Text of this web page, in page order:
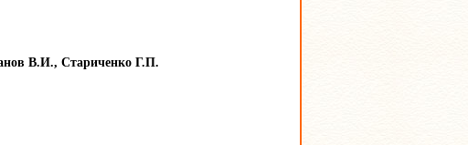
В.И., Стариченко Г.П.